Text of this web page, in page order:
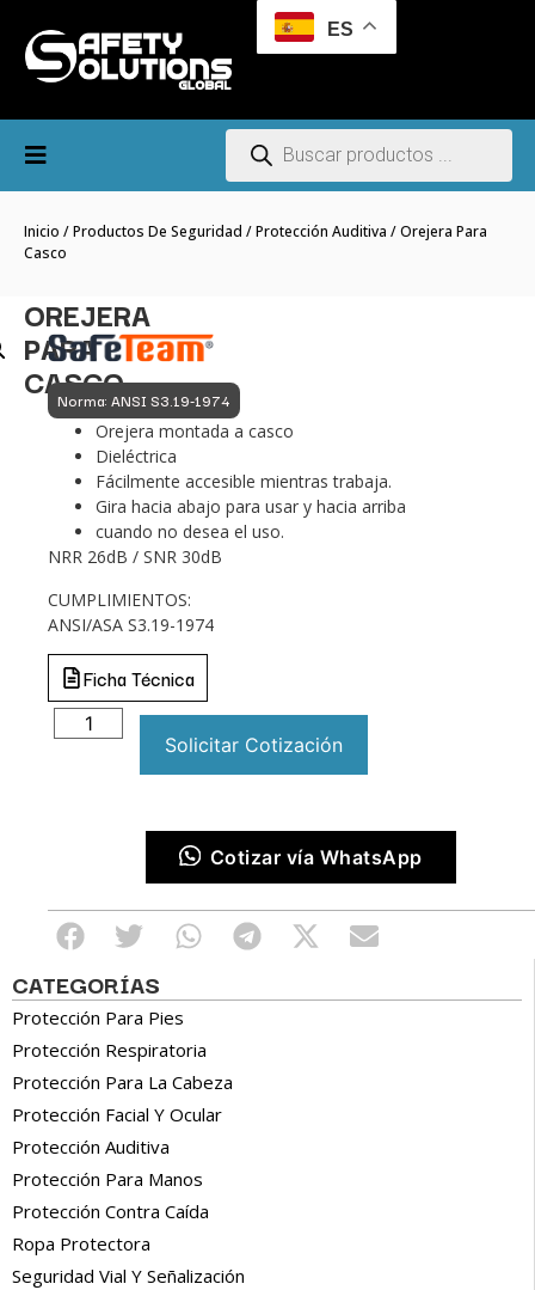
ES
Inicio /Productos De Seguridad /Protección Auditiva / Orejera Para
Casco
CATEGORÍAS
Protección Para Pies
Protección Respiratoria
Protección Para La Cabeza
Protección Facial Y Ocular
Protección Auditiva
Protección Para Manos
Protección Contra Caída
Ropa Protectora
Seguridad Vial Y Señalización
OREJERA
PARA
CASCO
Norma: ANSI S3.19-1974
Orejera montada a casco
Dieléctrica
Fácilmente accesible mientras trabaja.
Gira hacia abajo para usar y hacia arriba
cuando no desea el uso.
NRR 26dB / SNR 30dB
CUMPLIMIENTOS:
ANSI/ASA S3.19-1974
Ficha Técnica
Solicitar Cotización
Cotizar vía WhatsApp